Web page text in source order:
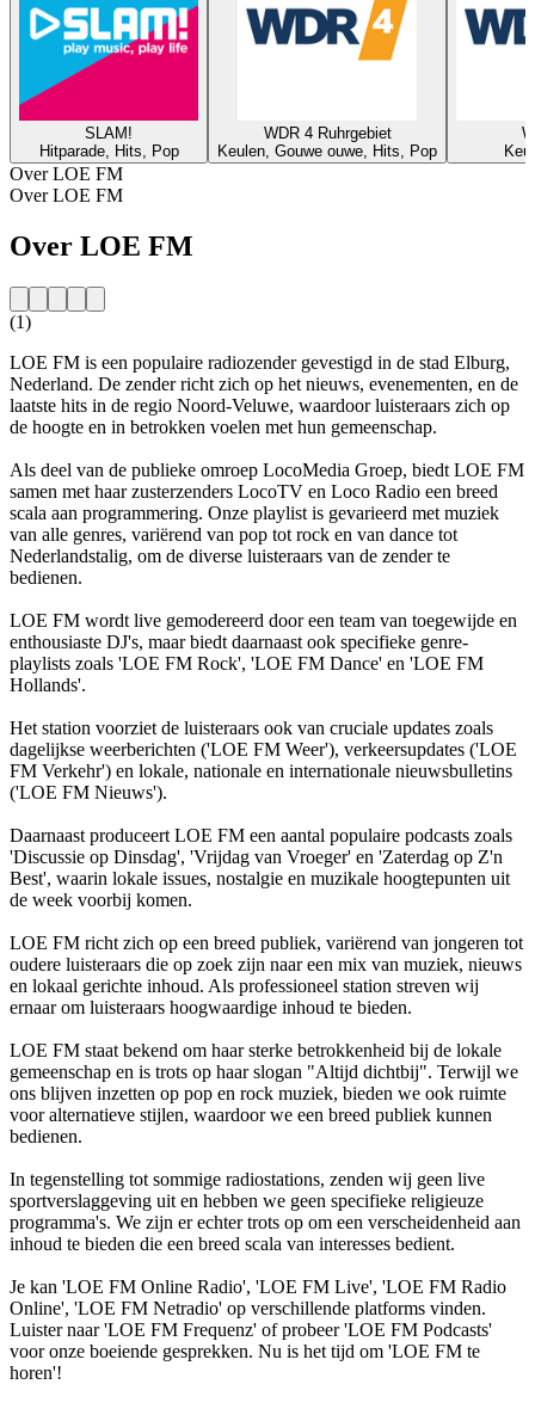
SLAM!
Hitparade, Hits, Pop
WDR 4 Ruhrgebiet
Keulen, Gouwe ouwe, Hits, Pop
Over LOE FM
Over LOE FM
Over LOE FM
(1)
LOE FM is een populaire radiozender gevestigd in de stad Elburg,
Nederland. De zender richt zich op het nieuws, evenementen, en de
laatste hits in de regio Noord-Veluwe, waardoor luisteraars zich op
de hoogte en in betrokken voelen met hun gemeenschap.
Als deel van de publieke omroep LocoMedia Groep, biedt LOE FM
samen met haar zusterzenders LocoTV en Loco Radio een breed
scala aan programmering. Onze playlist is gevarieerd met muziek
van alle genres, variërend van pop tot rock en van dance tot
Nederlandstalig, om de diverse luisteraars van de zender te
bedienen.
LOE FM wordt live gemodereerd door een team van toegewijde en
enthousiaste DJ's, maar biedt daarnaast ook specifieke genre-
playlists zoals 'LOE FM Rock', 'LOE FM Dance' en 'LOE FM
Hollands'.
Het station voorziet de luisteraars ook van cruciale updates zoals
dagelijkse weerberichten ('LOE FM Weer'), verkeersupdates ('LOE
FM Verkehr') en lokale, nationale en internationale nieuwsbulletins
('LOE FM Nieuws').
Daarnaast produceert LOE FM een aantal populaire podcasts zoals
'Discussie op Dinsdag', 'Vrijdag van Vroeger' en 'Zaterdag op Z'n
Best', waarin lokale issues, nostalgie en muzikale hoogtepunten uit
de week voorbij komen.
LOE FM richt zich op een breed publiek, variërend van jongeren tot
oudere luisteraars die op zoek zijn naar een mix van muziek, nieuws
en lokaal gerichte inhoud. Als professioneel station streven wij
ernaar om luisteraars hoogwaardige inhoud te bieden.
LOE FM staat bekend om haar sterke betrokkenheid bij de lokale
gemeenschap en is trots op haar slogan "Altijd dichtbij". Terwijl we
ons blijven inzetten op pop en rock muziek, bieden we ook ruimte
voor alternatieve stijlen, waardoor we een breed publiek kunnen
bedienen.
In tegenstelling tot sommige radiostations, zenden wij geen live
sportverslaggeving uit en hebben we geen specifieke religieuze
programma's. We zijn er echter trots op om een verscheidenheid aan
inhoud te bieden die een breed scala van interesses bedient.
Je kan 'LOE FM Online Radio', 'LOE FM Live', 'LOE FM Radio
Online', 'LOE FM Netradio' op verschillende platforms vinden.
Luister naar 'LOE FM Frequenz' of probeer 'LOE FM Podcasts'
voor onze boeiende gesprekken. Nu is het tijd om 'LOE FM te
horen'!